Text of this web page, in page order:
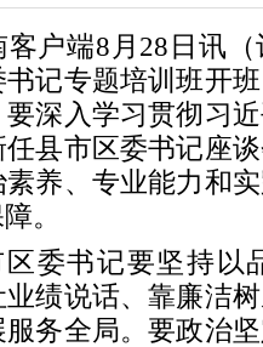
客户端8月28日讯
记专题培训班开
深入学习贯彻习
县市区委书记座
养、专业能力和
。
委书记要坚持以
绩说话、靠廉洁
务全局。要政治